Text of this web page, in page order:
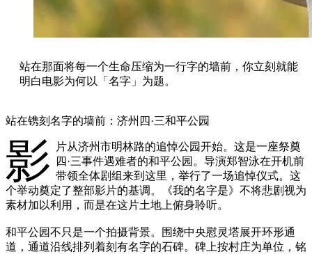
站在那面将每一个生命压缩为一行字的墙前，你立刻就能
明白电影为何以「名字」为题。
站在镌刻名字的墙前：济州四·三和平公园
影
片从济州市明林路的追悼公园开始。这是一座祭奠
四·三事件遇难者的和平公园。导演郑智泳在开机前
带领全体剧组来到这里，举行了一场追悼仪式。这
个举动奠定了整部影片的基调。《我的名字是》不将悲剧视为
素材加以利用，而是在这片土地上俯身聆听。
和平公园不只是一个拍摄背景。围绕中央慰灵塔展开环形通
道，通道沿线排列着刻有名字的石碑。碑上按村庄为单位，铭